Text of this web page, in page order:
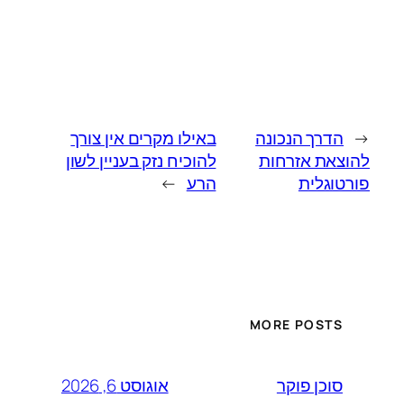
← הדרך הנכונה
להוצאת אזרחות
פורטוגלית
באילו מקרים אין צורך
להוכיח נזק בעניין לשון
הרע →
MORE POSTS
סוכן פוקר אוגוסט 6, 2026